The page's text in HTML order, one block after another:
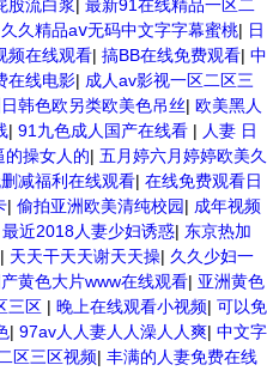
股流白浆| 最新91在线精品一区二
久久精品aⅴ无码中文字字幕蜜桃| 日
频在线观看| 搞BB在线免费观看| 中
在线电影| 成人av影视一区二区三
韩色欧另类欧美色吊丝| 欧美黑人
| 91九色成人国产在线看 | 人妻 日
的操女人的| 五月婷六月婷婷欧美久
减福利在线观看| 在线免费观看日
| 偷拍亚洲欧美清纯校园| 成年视频
最近2018人妻少妇诱惑| 东京热加
| 天天干天天谢天天操| 久久少妇一
黄色大片www在线观看| 亚洲黄色
三区 | 晚上在线观看小视频| 可以免
| 97av人人妻人人澡人人爽| 中文字
区三区视频| 丰满的人妻免费在线